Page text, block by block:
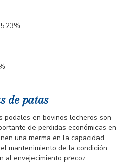
de patas
podales en bovinos lecheros son
de perdidas económicas en
una merma en la capacidad
mantenimiento de la condición
al envejecimiento precoz.